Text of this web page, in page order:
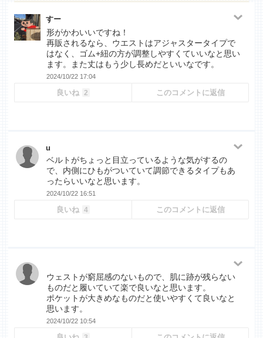
すー
形がかわいいですね！
再販されるなら、ウエストはアジャスタータイプで
はなく、ゴム+紐の方が調整しやすくていいなと思い
ます。また丈はもう少し長めだといいなです。
2024/10/22 17:04
良いね 2 このコメントに返信
u
ベルトがちょっと目立っているような気がするの
で、内側にひもがついていて調節できるタイプもあ
ったらいいなと思います。
2024/10/22 16:51
良いね 4 このコメントに返信
ウェストが窮屈感のないもので、肌に跡が残らない
ものだと履いていて楽で良いなと思います。
ポケットが大きめなものだと使いやすくて良いなと
思います。
2024/10/22 10:54